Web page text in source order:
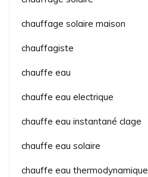
chauffage solaire maison
chauffagiste
chauffe eau
chauffe eau electrique
chauffe eau instantané clage
chauffe eau solaire
chauffe eau thermodynamique